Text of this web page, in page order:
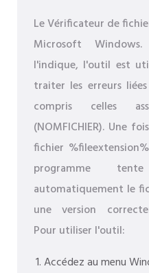
Le Vérificateur de
Microsoft
l'indique, l'outil est
traiter les erreurs
compris celles
(NOMFICHIER). Une
fichier
programme
automatiquement le
une version
Pour utiliser l'outil:
Accédez au menu